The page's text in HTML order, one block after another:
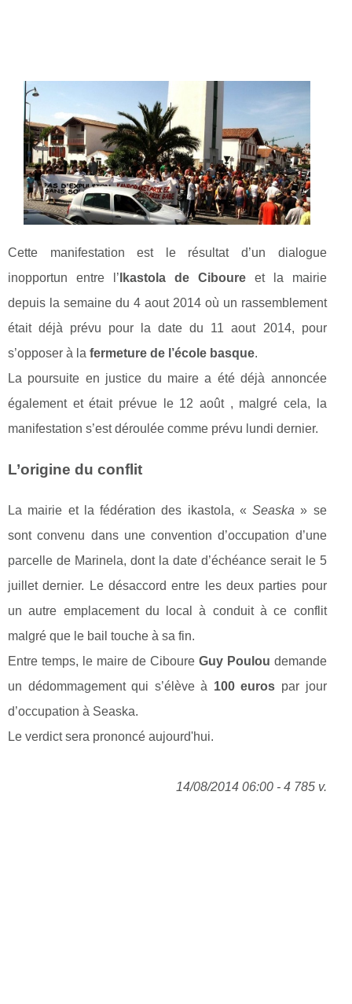
Cette manifestation est le résultat d’un dialogue
inopportun entre l’ Ikastola de Ciboureet la mairie
depuis la semaine du 4 aout 2014 où un rassemblement
était déjà prévu pour la date du 11 aout 2014, pour
s’opposer à la fermeture de l’école basque.
La poursuite en justice du maire a été déjà annoncée
également et était prévue le 12 août , malgré cela, la
manifestation s’est déroulée comme prévu lundi dernier.
L’origine du conflit
La mairie et la fédération des ikastola, « Seaska » se
sont convenu dans une convention d’occupation d’une
parcelle de Marinela, dont la date d’échéance serait le 5
juillet dernier. Le désaccord entre les deux parties pour
un autre emplacement du local à conduit à ce conflit
malgré que le bail touche à sa fin.
Entre temps, le maire de CiboureGuy Poulou demande
un dédommagement qui s’élève à 100 euros par jour
d’occupation à Seaska.
Le verdict sera prononcé aujourd'hui.
14/08/2014 06:00 - 4 785 v.